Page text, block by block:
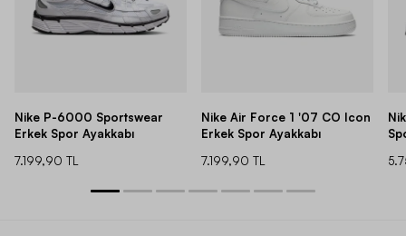
Nike P-6000 Sportswear
Erkek Spor Ayakkabı
7.199,90 TL
Nike Air Force 1 '07 CO Icon
Erkek Spor Ayakkabı
7.199,90 TL